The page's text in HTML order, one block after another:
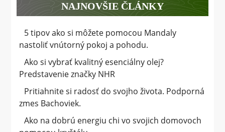
NAJNOVŠIE ČLÁNKY
5 tipov ako si môžete pomocou Mandaly
nastoliť vnútorný pokoj a pohodu.
Ako si vybrať kvalitný esenciálny olej?
Predstavenie značky NHR
Pritiahnite si radosť do svojho života. Podporná
zmes Bachoviek.
Ako na dobrú energiu chi vo svojich domovoch